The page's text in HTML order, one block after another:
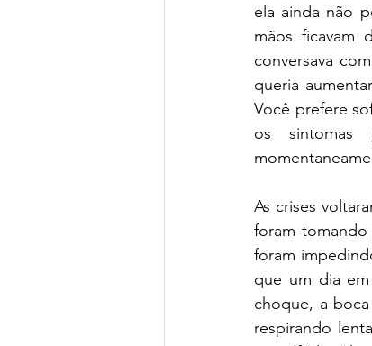
ela ainda não
mãos ficavam
conversava
queria
Você prefere
os sintomas
As crises
foram
foram
que um dia
choque, a
respirando